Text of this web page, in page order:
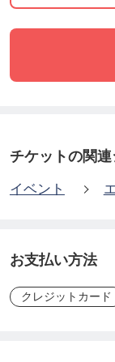
◆購入ボタンを
◆購入後「今
ド可能です。
【MIX 1】は「
204
チケットの関
イベント
お支払い方法
クレジットカード